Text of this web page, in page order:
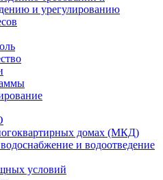
и урегулированию
домах (МКД)
и водоотведение
условий